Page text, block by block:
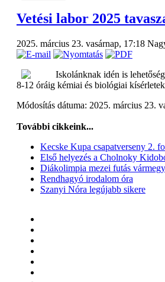
Vetési labor 2025
2025. március 23. vasárnap, 17:18
Iskolánknak idén is
8-12 óráig kémiai és biológiai
Módosítás dátuma: 2025. március 23.
További cikkeink...
Kecske Kupa csapatverseny 2.
Első helyezés a Cholnoky
Diákolimpia mezei futás
Rendhagyó irodalom óra
Szanyi Nóra legújabb sikere